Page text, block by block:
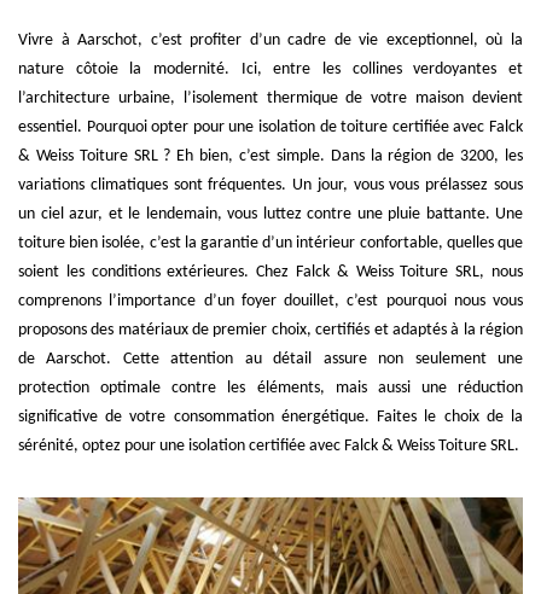
Vivre à Aarschot, c’est profiter d’un cadre de vie exceptionnel, où la
nature côtoie la modernité. Ici, entre les collines verdoyantes et
l’architecture urbaine, l’isolement thermique de votre maison devient
essentiel. Pourquoi opter pour une isolation de toiture certifiée avec Falck
& Weiss Toiture SRL ? Eh bien, c’est simple. Dans la région de 3200, les
variations climatiques sont fréquentes. Un jour, vous vous prélassez sous
un ciel azur, et le lendemain, vous luttez contre une pluie battante. Une
toiture bien isolée, c’est la garantie d’un intérieur confortable, quelles que
soient les conditions extérieures. Chez Falck & Weiss Toiture SRL, nous
comprenons l’importance d’un foyer douillet, c’est pourquoi nous vous
proposons des matériaux de premier choix, certifiés et adaptés à la région
de Aarschot. Cette attention au détail assure non seulement une
protection optimale contre les éléments, mais aussi une réduction
significative de votre consommation énergétique. Faites le choix de la
sérénité, optez pour une isolation certifiée avec Falck & Weiss Toiture SRL.